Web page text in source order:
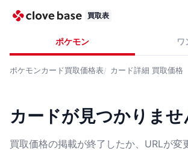
買取表
ポケモン ワ
ポケモンカード買取価格表 カード詳細 買取価格
カードが見つかりませ
買取価格の掲載が終了したか、URLが変